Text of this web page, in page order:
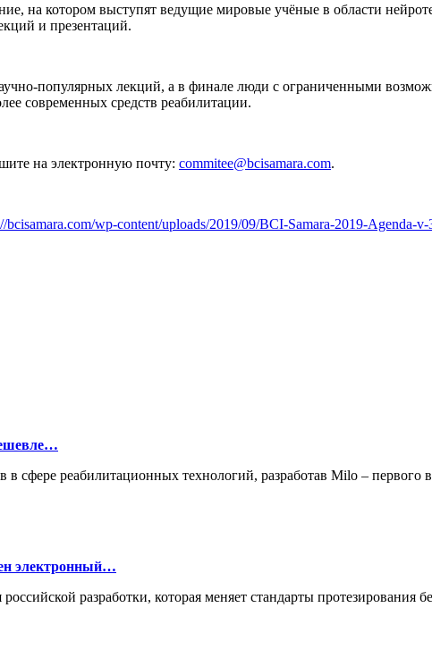
на котором выступят ведущие мировые учёные в области
и презентаций.
популярных лекций, а в финале люди с ограниченными
современных средств реабилитации.
на электронную почту: commitee@bcisamara.com.
bcisamara.com/wp-content/uploads/2019/09/BCI-Samara-2019-Agenda-
сфере реабилитационных технологий, разработав Milo –
электронный…
разработки, которая меняет стандарты протезирования